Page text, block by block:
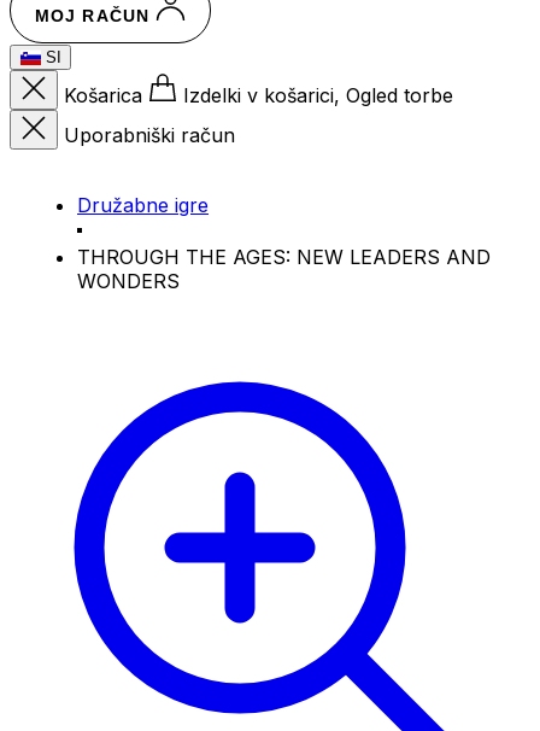
MOJ RAČUN
SI
Košarica
Izdelki v košarici, Ogled torbe
Uporabniški račun
Družabne igre
THROUGH THE AGES: NEW LEADERS AND
WONDERS